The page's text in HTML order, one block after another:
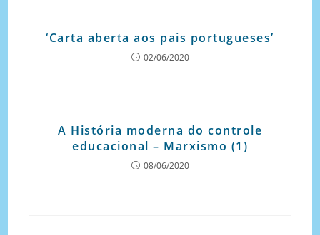
‘Carta aberta aos pais portugueses’
02/06/2020
A História moderna do controle
educacional – Marxismo (1)
08/06/2020